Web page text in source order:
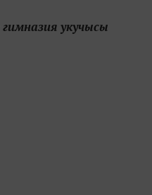
гимназия укучысы